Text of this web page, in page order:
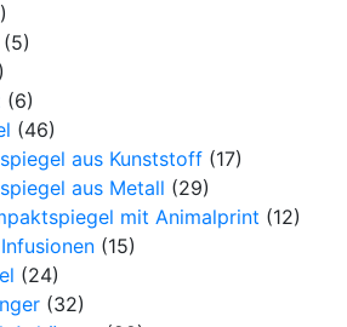
(5)
(6)
(46)
aus Kunststoff (17)
aus Metall (29)
mit Animalprint (12)
(15)
(24)
(32)